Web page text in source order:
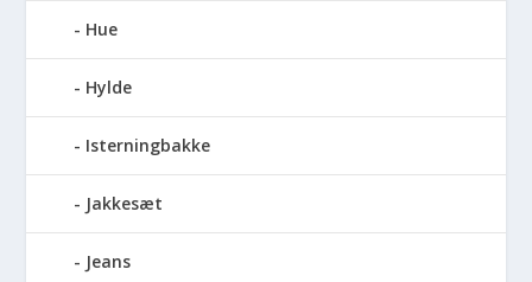
Hue
Hylde
Isterningbakke
Jakkesæt
Jeans